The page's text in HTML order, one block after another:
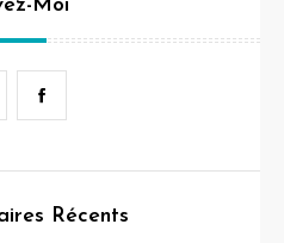
Moi
Instagram
Récents